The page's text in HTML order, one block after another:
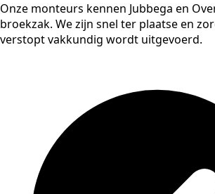
Onze monteurs kennen Jubbega en
broekzak. We zijn snel ter plaatse en
verstopt vakkundig wordt uitgevoerd.